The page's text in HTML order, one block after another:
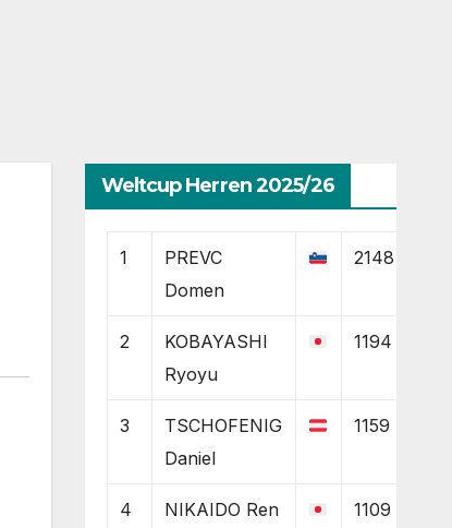
Weltcup Herren 2025/26
1
PREVC
Domen
2148
2
KOBAYASHI
Ryoyu
1194
3
TSCHOFENIG
Daniel
1159
4 NIKAIDO Ren 1109